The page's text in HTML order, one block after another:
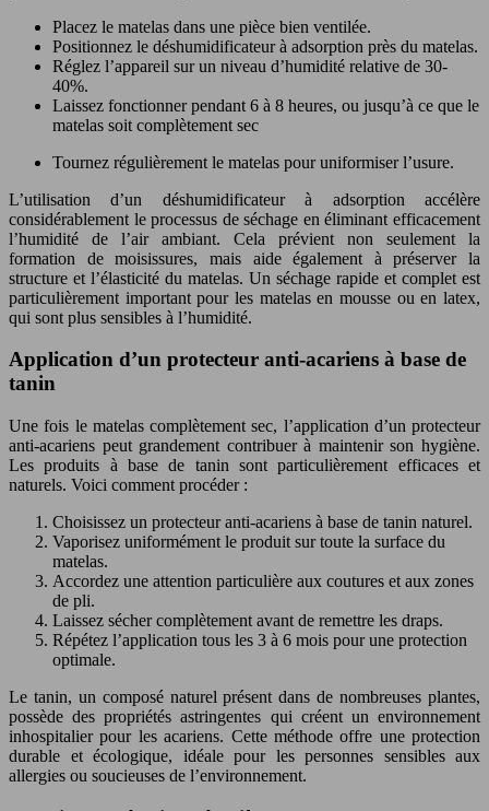
Placez le matelas dans une pièce bien ventilée.
Positionnez le déshumidificateur à adsorption près du matelas.
Réglez l’appareil sur un niveau d’humidité relative de 30-
40%.
Laissez fonctionner pendant 6 à 8 heures, ou jusqu’à ce que le
matelas soit complètement sec
Tournez régulièrement le matelas pour uniformiser l’usure.
L’utilisation d’un déshumidificateur à adsorption accélère
considérablement le processus de séchage en éliminant efficacement
l’humidité de l’air ambiant. Cela prévient non seulement la
formation de moisissures, mais aide également à préserver la
structure et l’élasticité du matelas. Un séchage rapide et complet est
particulièrement important pour les matelas en mousse ou en latex,
qui sont plus sensibles à l’humidité.
Application d’un protecteur anti-acariens à base de
tanin
Une fois le matelas complètement sec, l’application d’un protecteur
anti-acariens peut grandement contribuer à maintenir son hygiène.
Les produits à base de tanin sont particulièrement efficaces et
naturels. Voici comment procéder :
Choisissez un protecteur anti-acariens à base de tanin naturel.
Vaporisez uniformément le produit sur toute la surface du
matelas.
Accordez une attention particulière aux coutures et aux zones
de pli.
Laissez sécher complètement avant de remettre les draps.
Répétez l’application tous les 3 à 6 mois pour une protection
optimale.
Le tanin, un composé naturel présent dans de nombreuses plantes,
possède des propriétés astringentes qui créent un environnement
inhospitalier pour les acariens. Cette méthode offre une protection
durable et écologique, idéale pour les personnes sensibles aux
allergies ou soucieuses de l’environnement.